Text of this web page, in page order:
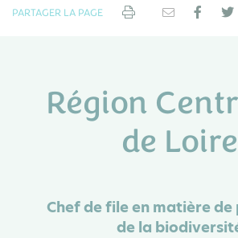
PARTAGER LA PAGE
Région
de Loire
Chef de file en matière
de la